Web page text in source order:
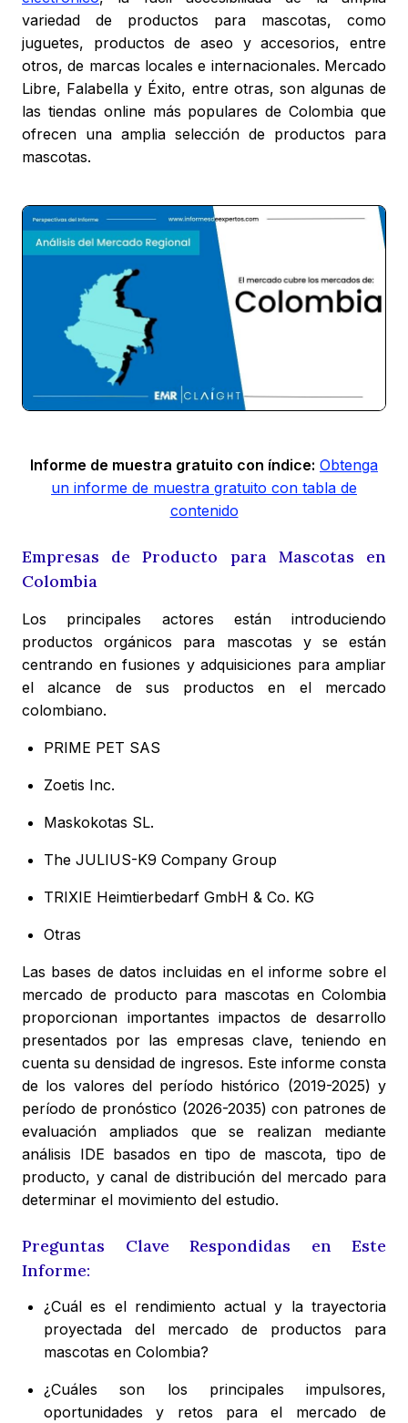
variedad de productos para mascotas, como
juguetes, productos de aseo y accesorios, entre
otros, de marcas locales e internacionales. Mercado
Libre, Falabella y Éxito, entre otras, son algunas de
las tiendas online más populares de Colombia que
ofrecen una amplia selección de productos para
mascotas.
Informe de muestra gratuito con índice: Obtenga
un informe de muestra gratuito con tabla de
contenido
Empresas de Producto para Mascotas en
Colombia
Los principales actores están introduciendo
productos orgánicos para mascotas y se están
centrando en fusiones y adquisiciones para ampliar
el alcance de sus productos en el mercado
colombiano.
PRIME PET SAS
Zoetis Inc.
Maskokotas SL.
The JULIUS-K9 Company Group
TRIXIE Heimtierbedarf GmbH & Co. KG
Otras
Las bases de datos incluidas en el informe sobre el
mercado de producto para mascotas en Colombia
proporcionan importantes impactos de desarrollo
presentados por las empresas clave, teniendo en
cuenta su densidad de ingresos. Este informe consta
de los valores del período histórico (2019-2025) y
período de pronóstico (2026-2035) con patrones de
evaluación ampliados que se realizan mediante
análisis IDE basados en tipo de mascota, tipo de
producto, y canal de distribución del mercado para
determinar el movimiento del estudio.
Preguntas Clave Respondidas en Este
Informe:
¿Cuál es el rendimiento actual y la trayectoria
proyectada del mercado de productos para
mascotas en Colombia?
¿Cuáles son los principales impulsores,
oportunidades y retos para el mercado de